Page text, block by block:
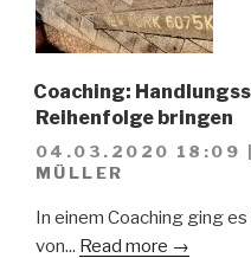
Coaching:
Reihenfolge bringen
04.03.2020 18:09
MÜLLER
In einem Coaching ging
von... Read more →